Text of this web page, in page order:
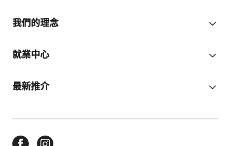
我們的理念
就業中心
最新推介